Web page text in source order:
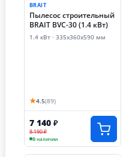
BRAIT
Пылесос строительный
BRAIT BVC-30 (1.4 кВт)
1.4 кВт · 335х360х590 мм
★4.5(89)
7 140 ₽
8 190 ₽
В наличии